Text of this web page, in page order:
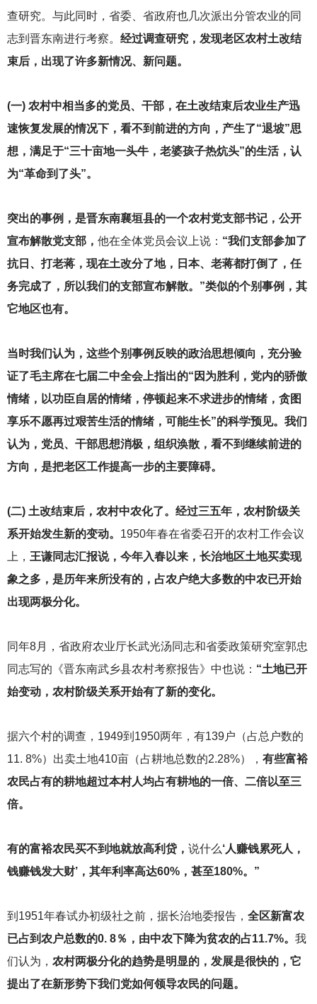
查研究。与此同时，省委、省政府也几次派出分管农业的同
志到晋东南进行考察。 经过调查研究，发现老区农村土改结
束后，出现了许多新情况、新问题。
(一) 农村中相当多的党员、干部，在土改结束后农业生产迅
速恢复发展的情况下，看不到前进的方向，产生了“退坡”思
想，满足于“三十亩地一头牛，老婆孩子热炕头”的生活，认
为“革命到了头”。
突出的事例，是晋东南襄垣县的一个农村党支部书记，公开
宣布解散党支部， 他在全体党员会议上说： “我们支部参加了
抗日、打老蒋，现在土改分了地，日本、老蒋都打倒了，任
务完成了，所以我们的支部宣布解散。”类似的个别事例，其
它地区也有。
当时我们认为，这些个别事例反映的政治思想倾向，充分验
证了毛主席在七届二中全会上指出的“因为胜利，党内的骄傲
情绪，以功臣自居的情绪，停顿起来不求进步的情绪，贪图
享乐不愿再过艰苦生活的情绪，可能生长”的科学预见。我们
认为，党员、干部思想消极，组织涣散，看不到继续前进的
方向，是把老区工作提高一步的主要障碍。
(二) 土改结束后，农村中农化了。经过三五年，农村阶级关
系开始发生新的变动。 1950年春在省委召开的农村工作会议
上， 王谦同志汇报说，今年入春以来，长治地区土地买卖现
象之多，是历年来所没有的，占农户绝大多数的中农已开始
出现两极分化。
同年8月，省政府农业厅长武光汤同志和省委政策研究室郭忠
同志写的《晋东南武乡县农村考察报告》中也说： “土地已开
始变动，农村阶级关系开始有了新的变化。
据六个村的调查，1949到1950两年，有139户（占总户数的
11. 8%）出卖土地410亩（占耕地总数的2.28%）， 有些富裕
农民占有的耕地超过本村人均占有耕地的一倍、二倍以至三
倍。
有的富裕农民买不到地就放高利贷， 说什么‘人赚钱累死人，
钱赚钱发大财’，其年利率高达60%，甚至180%。”
到1951年春试办初级社之前，据长治地委报告， 全区新富农
已占到农户总数的0. 8％，由中农下降为贫农的占11.7%。 我
们认为， 农村两极分化的趋势是明显的，发展是很快的，它
提出了在新形势下我们党如何领导农民的问题。